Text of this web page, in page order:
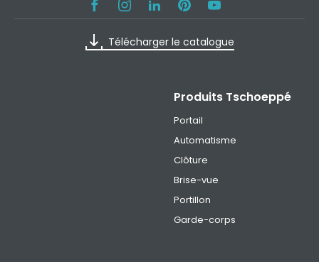
Télécharger le catalogue
Produits Tschoeppé
Portail
Automatisme
Clôture
Brise-vue
Portillon
Garde-corps